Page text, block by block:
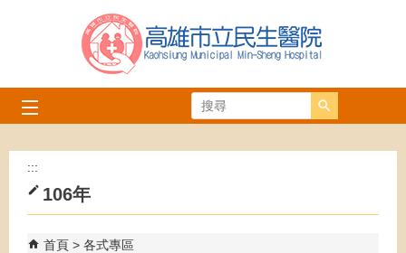
跳到主要內容區塊
搜尋
:::
106年
首頁
各式專區